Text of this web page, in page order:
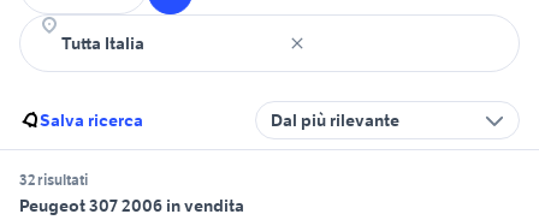
Salva ricerca Dal più rilevante
32 risultati
Peugeot 307 2006 in vendita